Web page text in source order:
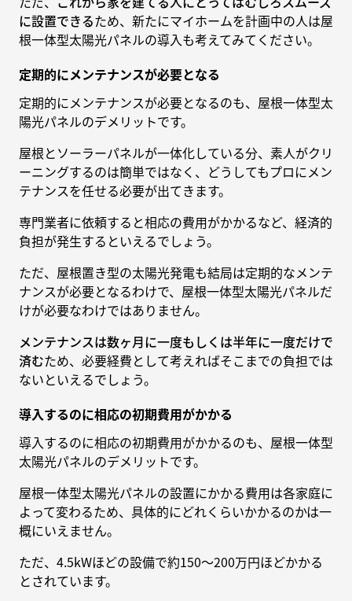
に設置できるため、新たにマイホームを計画中の人は屋
根一体型太陽光パネルの導入も考えてみてください。
定期的にメンテナンスが必要となる
定期的にメンテナンスが必要となるのも、屋根一体型太
陽光パネルのデメリットです。
屋根とソーラーパネルが一体化している分、素人がクリ
ーニングするのは簡単ではなく、どうしてもプロにメン
テナンスを任せる必要が出てきます。
専門業者に依頼すると相応の費用がかかるなど、経済的
負担が発生するといえるでしょう。
ただ、屋根置き型の太陽光発電も結局は定期的なメンテ
ナンスが必要となるわけで、屋根一体型太陽光パネルだ
けが必要なわけではありません。
メンテナンスは数ヶ月に一度もしくは半年に一度だけで
済むため、必要経費として考えればそこまでの負担では
ないといえるでしょう。
導入するのに相応の初期費用がかかる
導入するのに相応の初期費用がかかるのも、屋根一体型
太陽光パネルのデメリットです。
屋根一体型太陽光パネルの設置にかかる費用は各家庭に
よって変わるため、具体的にどれくらいかかるのかは一
概にいえません。
ただ、4.5kWほどの設備で約150〜200万円ほどかかる
とされています。